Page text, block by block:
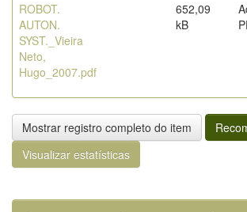
ROBOT.
AUTON.
SYST._Vieira
Neto,
Hugo_2007.pdf
652,09
kB
Mostrar registro completo do item
Visualizar estatísticas